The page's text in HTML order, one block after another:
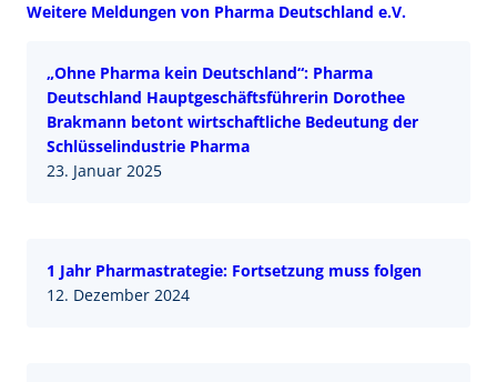
Weitere Meldungen von Pharma Deutschland e.V.
„Ohne Pharma kein Deutschland“: Pharma
Deutschland Hauptgeschäftsführerin Dorothee
Brakmann betont wirtschaftliche Bedeutung der
Schlüsselindustrie Pharma
23. Januar 2025
1 Jahr Pharmastrategie: Fortsetzung muss folgen
12. Dezember 2024